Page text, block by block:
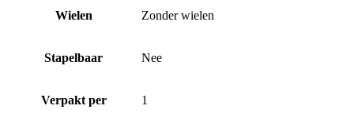
Wielen Zonder wielen
Stapelbaar Nee
Verpakt per 1